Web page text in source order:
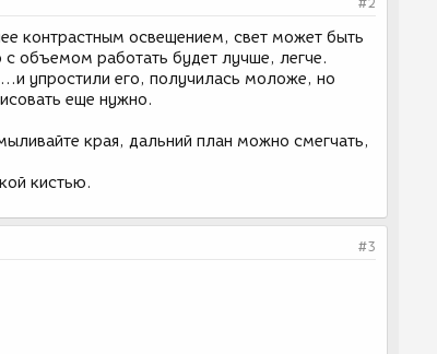
контрастным освещением, свет может быть
с объемом работать будет лучше, легче.
упростили его, получилась моложе, но
еще нужно.
края, дальний план можно смегчать,
кистью.
#3